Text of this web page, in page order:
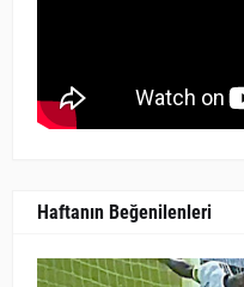
Haftanın Beğenilenleri